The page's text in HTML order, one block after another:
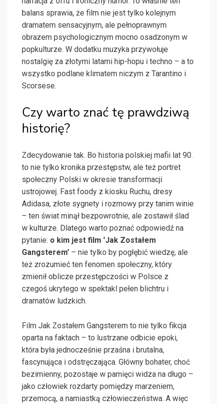
balans sprawia, że film nie jest tylko kolejnym
dramatem sensacyjnym, ale pełnoprawnym
obrazem psychologicznym mocno osadzonym w
popkulturze. W dodatku muzyka przywołuje
nostalgię za złotymi latami hip-hopu i techno – a to
wszystko podlane klimatem niczym z Tarantino i
Scorsese.
Czy warto znać tę prawdziwą
historię?
Zdecydowanie tak. Bo historia polskiej mafii lat 90.
to nie tylko kronika przestępstw, ale też portret
społeczny Polski w okresie transformacji
ustrojowej. Fast foody z kiosku Ruchu, dresy
Adidasa, złote sygnety i rozmowy przy tanim winie
– ten świat minął bezpowrotnie, ale zostawił ślad
w kulturze. Dlatego warto poznać odpowiedź na
pytanie: o kim jest film 'Jak Zostałem
Gangsterem’ – nie tylko by pogłębić wiedzę, ale
też zrozumieć ten fenomen społeczny, który
zmienił oblicze przestępczości w Polsce z
czegoś ukrytego w spektakl pełen blichtru i
dramatów ludzkich.
Film Jak Zostałem Gangsterem to nie tylko fikcja
oparta na faktach – to lustrzane odbicie epoki,
która była jednocześnie przaśna i brutalna,
fascynująca i odstręczająca. Główny bohater, choć
bezimienny, pozostaje w pamięci widza na długo –
jako człowiek rozdarty pomiędzy marzeniem,
przemocą, a namiastką człowieczeństwa. A więc